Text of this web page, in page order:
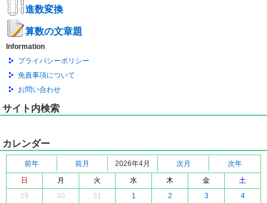
進数変換
算数の文章題
Information
プライバシーポリシー
免責事項について
お問い合わせ
サイト内検索
カレンダー
前年 前月 2026年4月 次月
次年
日
月 火 水 木 金
土
29
30 31 1 2 3 4